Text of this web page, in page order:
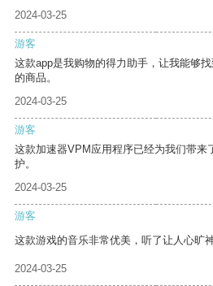
2024-03-25
游客
这款app是我购物的得力助手，让我能够
的商品。
2024-03-25
游客
这款加速器VPM应用程序已经为我们带来
护。
2024-03-25
游客
这款游戏的音乐非常优美，听了让人心旷神
2024-03-25